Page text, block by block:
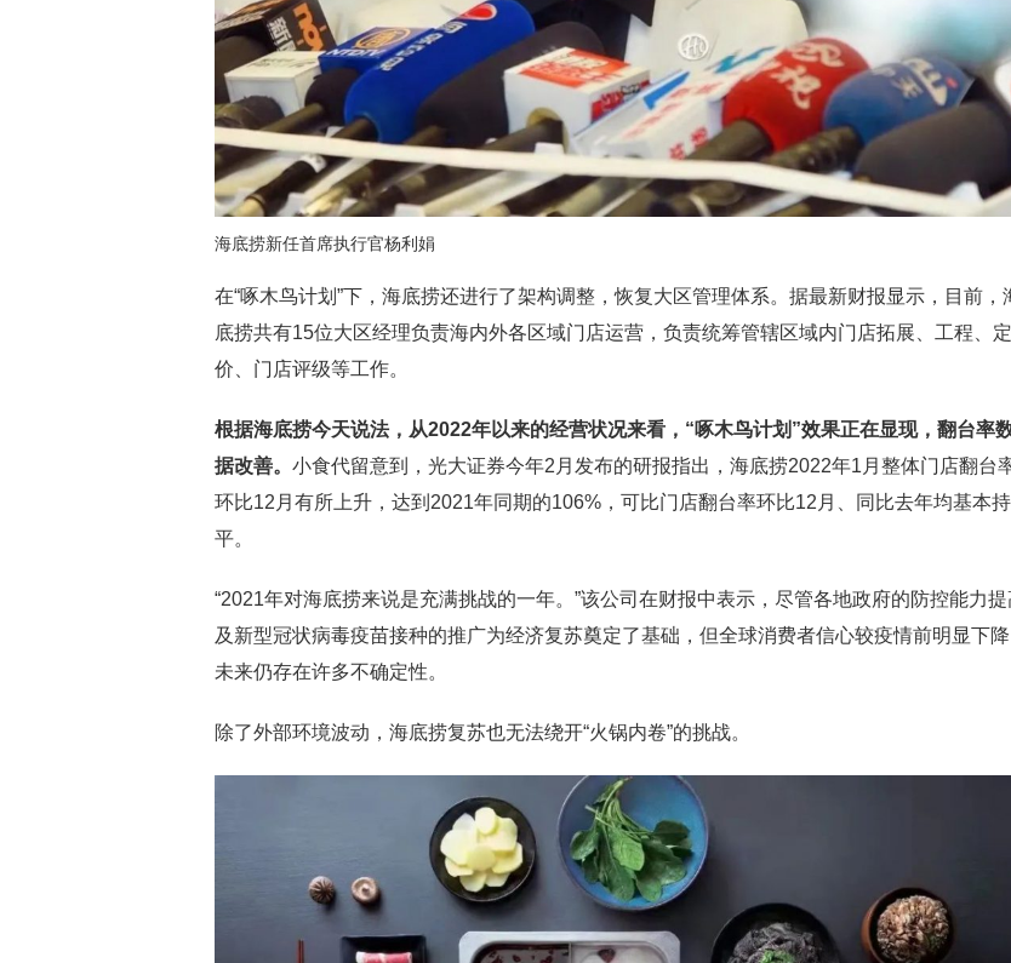
海底捞新任首席执行官杨利娟
在“啄木鸟计划”下，海底捞还进行了架构调整，恢复大区管理体系。据最新财报显示，目前，
底捞共有15位大区经理负责海内外各区域门店运营，负责统筹管辖区域内门店拓展、工程、定
价、门店评级等工作。
根据海底捞今天说法，从2022年以来的经营状况来看，“啄木鸟计划”效果正在显现，翻台率
据改善。 小食代留意到，光大证券今年2月发布的研报指出，海底捞2022年1月整体门店翻台
环比12月有所上升，达到2021年同期的106%，可比门店翻台率环比12月、同比去年均基本持
平。
“2021年对海底捞来说是充满挑战的一年。”该公司在财报中表示，尽管各地政府的防控能力提
及新型冠状病毒疫苗接种的推广为经济复苏奠定了基础，但全球消费者信心较疫情前明显下降
未来仍存在许多不确定性。
除了外部环境波动，海底捞复苏也无法绕开“火锅内卷”的挑战。